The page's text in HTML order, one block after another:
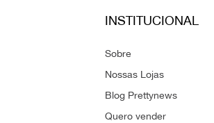
INSTITUCIONAL
Sobre
Nossas Lojas
Blog Prettynews
Quero vender